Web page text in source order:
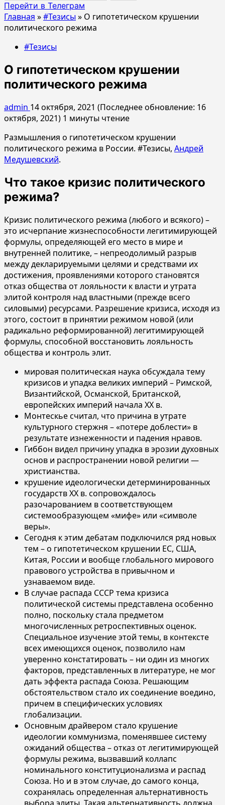
Перейти в Телеграм
Главная »#Тезисы » О гипотетическом крушении
политического режима
#Тезисы
О гипотетическом крушении
политического режима
admin 14 октября, 2021 (Последнее обновление: 16
октября, 2021) 1 минуты чтение
Размышления о гипотетическом крушении
политического режима в России. #Тезисы, Андрей
Медушевский.
Что такое кризис политического
режима?
Кризис политического режима (любого и всякого) –
это исчерпание жизнеспособности легитимирующей
формулы, определяющей его место в мире и
внутренней политике, – непреодолимый разрыв
между декларируемыми целями и средствами их
достижения, проявлениями которого становятся
отказ общества от лояльности к власти и утрата
элитой контроля над властными (прежде всего
силовыми) ресурсами. Разрешение кризиса, исходя из
этого, состоит в принятии режимом новой (или
радикально реформированной) легитимирующей
формулы, способной восстановить лояльность
общества и контроль элит.
мировая политическая наука обсуждала тему
кризисов и упадка великих империй – Римской,
Византийской, Османской, Британской,
европейских империй начала ХХ в.
Монтескье считал, что причина в утрате
культурного стержня – «потере доблести» в
результате изнеженности и падения нравов.
Гиббон видел причину упадка в эрозии духовных
основ и распространении новой религии —
христианства.
крушение идеологически детерминированных
государств XX в. сопровождалось
разочарованием в соответствующем
системообразующем «мифе» или «символе
веры».
Сегодня к этим дебатам подключился ряд новых
тем – о гипотетическом крушении ЕС, США,
Китая, России и вообще глобального мирового
правового устройства в привычном и
узнаваемом виде.
В случае распада СССР тема кризиса
политической системы представлена особенно
полно, поскольку стала предметом
многочисленных ретроспективных оценок.
Специальное изучение этой темы, в контексте
всех имеющихся оценок, позволило нам
уверенно констатировать – ни один из многих
факторов, представленных в литературе, не мог
дать эффекта распада Союза. Решающим
обстоятельством стало их соединение воедино,
причем в специфических условиях
глобализации.
Основным драйвером стало крушение
идеологии коммунизма, поменявшее систему
ожиданий общества – отказ от легитимирующей
формулы режима, вызвавший коллапс
номинального конституционализма и распад
Союза. Но и в этом случае, до самого конца,
сохранялась определенная альтернативность